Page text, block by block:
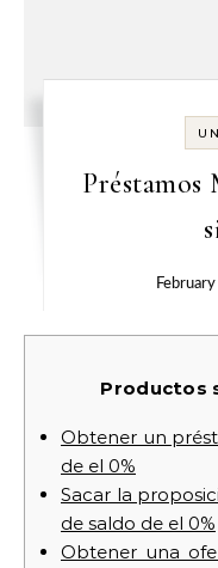
Productos
Obtener un
de el 0%
Sacar la
de saldo de el 0%
Obtener una